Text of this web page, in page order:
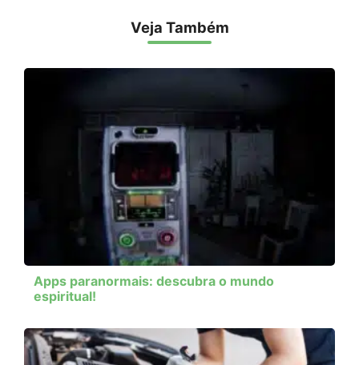
Veja Também
Apps paranormais: descubra o mundo
espiritual!